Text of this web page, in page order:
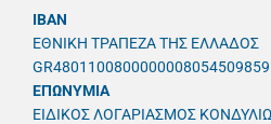
IBAN
ΕΘΝΙΚΗ ΤΡΑΠΕΖΑ ΤΗΣ ΕΛΛΑΔΟΣ
GR4801100800000008054509859
ΕΠΩΝΥΜΙΑ
ΕΙΔΙΚΟΣ ΛΟΓΑΡΙΑΣΜΟΣ